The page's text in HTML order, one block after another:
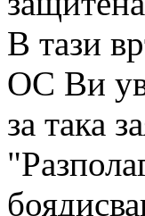
В тази
ОС Ви
за така